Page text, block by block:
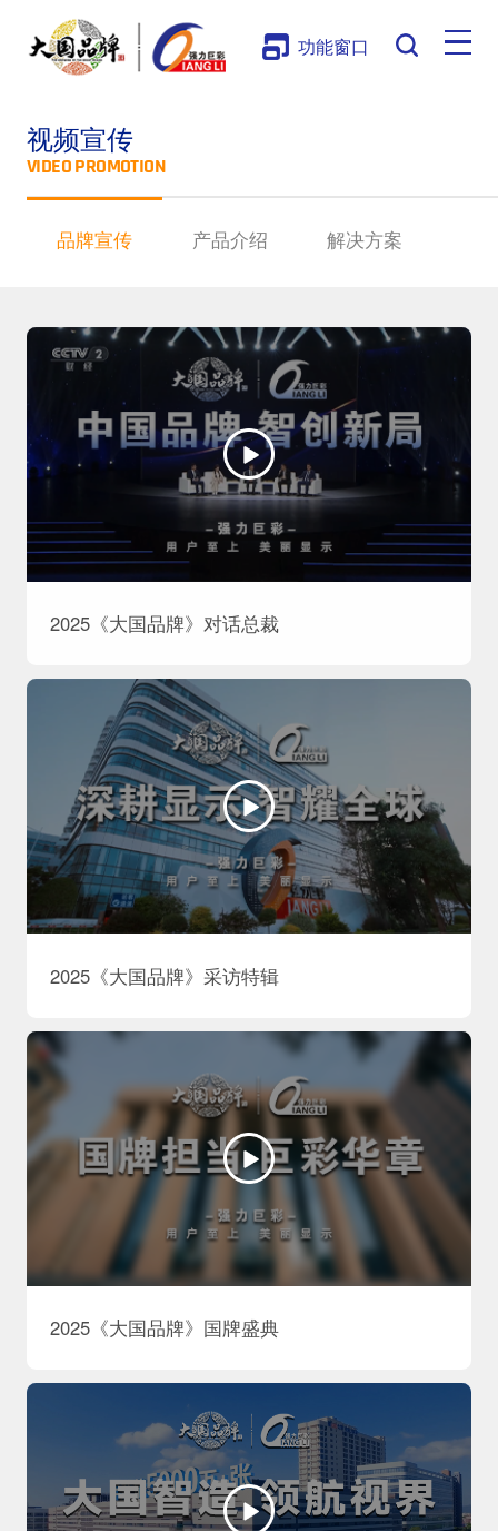
功能窗口
视频宣传
VIDEO PROMOTION
品牌宣传 产品介绍 解决方案
2025《大国品牌》对话总裁
2025《大国品牌》采访特辑
2025《大国品牌》国牌盛典